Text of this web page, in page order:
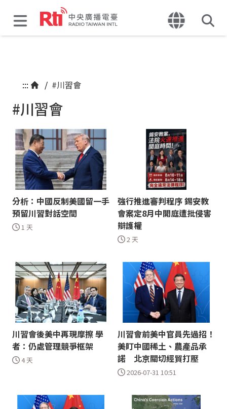
::: / #川習會
#川習會
分析：中國反制美國留一手
預留川習對話空間
1 天
強行推進審判程序 錫安教
會案定8月中開庭遭批侵害
辯護權
2 天
川習會後美中再現摩擦 學
者：仍處管理競爭框架
4 天
川習會前美中官員先過招！
美盯中國稀土、農產品承
諾 北京關切經貿打壓
2026-07-31 10:51